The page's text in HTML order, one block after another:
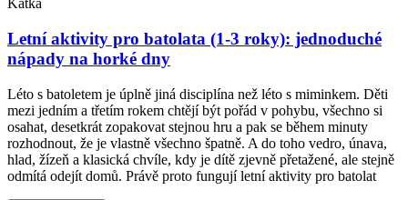
Katka
Letní aktivity pro batolata (1-3 roky): jednoduché
nápady na horké dny
Léto s batoletem je úplně jiná disciplína než léto s miminkem. Děti
mezi jedním a třetím rokem chtějí být pořád v pohybu, všechno si
osahat, desetkrát zopakovat stejnou hru a pak se během minuty
rozhodnout, že je vlastně všechno špatně. A do toho vedro, únava,
hlad, žízeň a klasická chvíle, kdy je dítě zjevně přetažené, ale stejně
odmítá odejít domů. Právě proto fungují letní aktivity pro batolat